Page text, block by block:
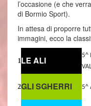
l’occasione (e che
di Bormio Sport).
In attesa di proporre
immagini, ecco la
1LE ALI
5^
2GLI SGHERRI 5^